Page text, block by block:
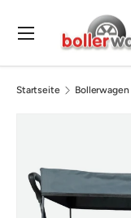
Direkt zum Inhalt
Suchen
Menü
Startseite